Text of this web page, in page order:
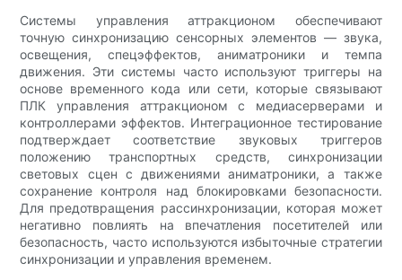
Системы управления аттракционом обеспечивают
точную синхронизацию сенсорных элементов — звука,
освещения, спецэффектов, аниматроники и темпа
движения. Эти системы часто используют триггеры на
основе временного кода или сети, которые связывают
ПЛК управления аттракционом с медиасерверами и
контроллерами эффектов. Интеграционное тестирование
подтверждает соответствие звуковых триггеров
положению транспортных средств, синхронизации
световых сцен с движениями аниматроники, а также
сохранение контроля над блокировками безопасности.
Для предотвращения рассинхронизации, которая может
негативно повлиять на впечатления посетителей или
безопасность, часто используются избыточные стратегии
синхронизации и управления временем.